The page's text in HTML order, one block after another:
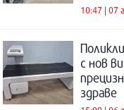
10:47 | 07
с нов
здраве